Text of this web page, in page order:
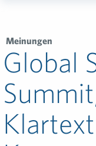
Meinungen
Global